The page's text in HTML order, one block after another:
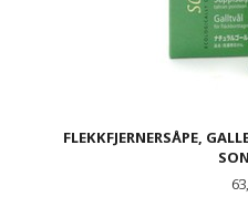
FLEKKFJERNERSÅPE,